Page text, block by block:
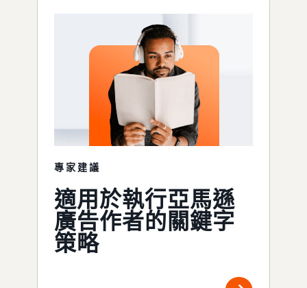
專家建議
適用於執行亞馬遜
廣告作者的關鍵字
策略